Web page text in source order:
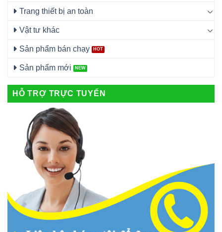
Trang thiết bị an toàn
Vật tư khác
Sản phẩm bán chạy
Sản phẩm mới
HỖ TRỢ TRỰC TUYẾN